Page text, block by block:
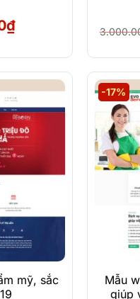
₫
mỹ, sắc
-17%
Mẫu
giúp